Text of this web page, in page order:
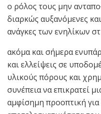
ο ρόλος τους μην
διαρκώς αυξανόμενες
ανάγκες των ενηλίκων
ακόμα και σήμερα
και ελλείψεις σε
υλικούς πόρους και
συνέπεια να επικρατεί
αμφίσημη προοπτική